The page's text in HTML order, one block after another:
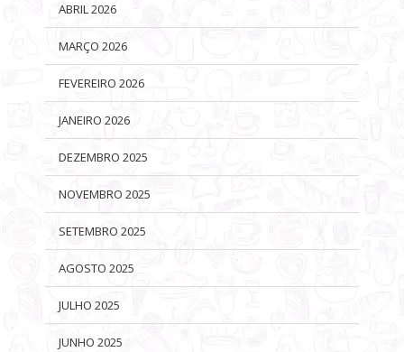
ABRIL 2026
MARÇO 2026
FEVEREIRO 2026
JANEIRO 2026
DEZEMBRO 2025
NOVEMBRO 2025
SETEMBRO 2025
AGOSTO 2025
JULHO 2025
JUNHO 2025